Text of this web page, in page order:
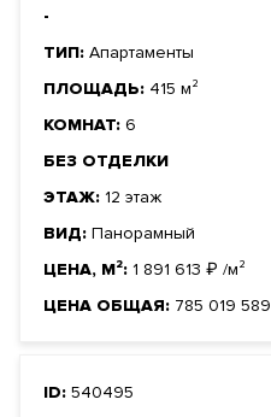
-
ТИП: Апартаменты
ПЛОЩАДЬ: 415 м²
КОМНАТ: 6
БЕЗ ОТДЕЛКИ
ЭТАЖ: 12 этаж
ВИД: Панорамный
ЦЕНА, М²: 1 891 613 ₽ /м²
ЦЕНА ОБЩАЯ: 785 019 589
ID: 540495